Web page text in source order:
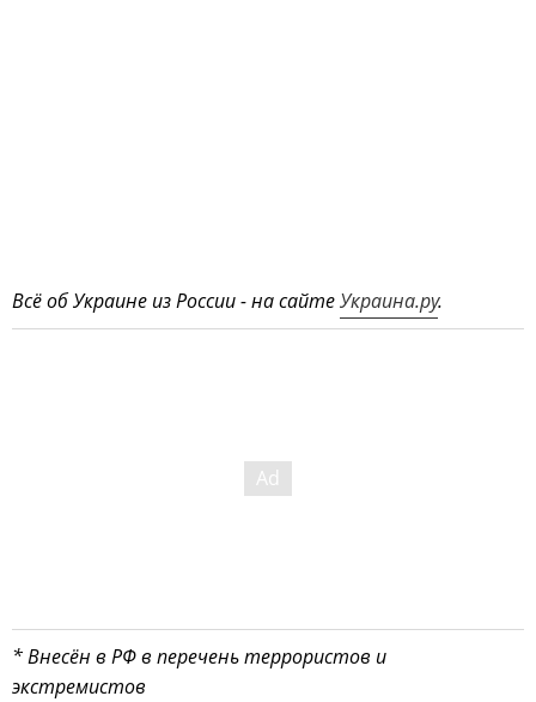
Всё об Украине из России - на сайтеУкраина.ру.
* Внесён в РФ в перечень террористов и
экстремистов